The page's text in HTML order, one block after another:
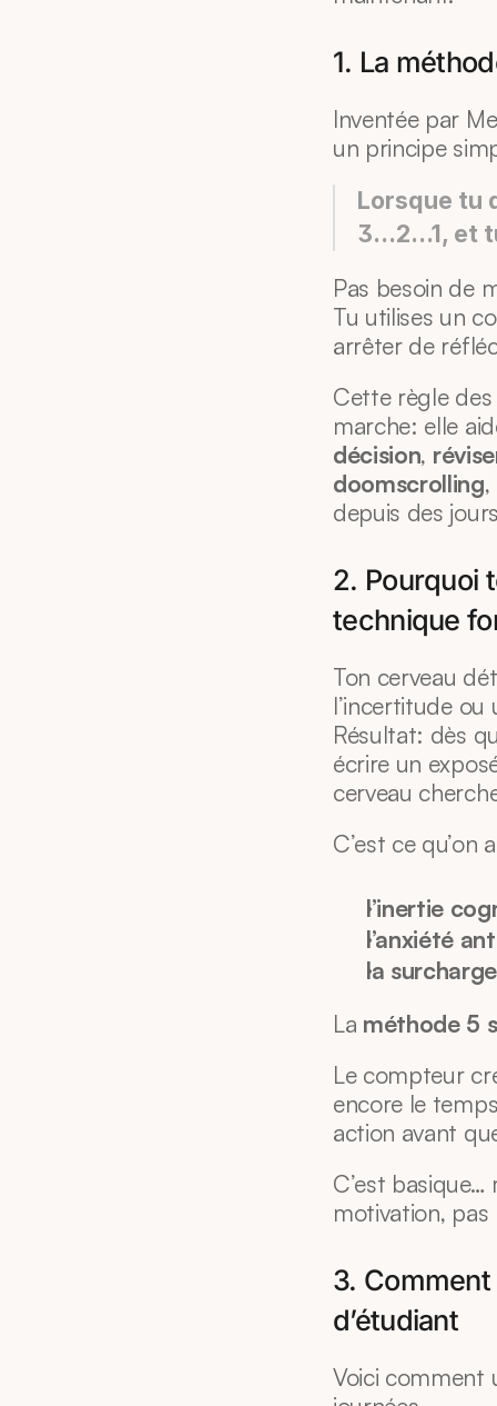
1. La
Inventée par
un principe
Lorsque tu
3…2…1, et
Pas besoin de
Tu utilises un
arrêter de
Cette règle des
marche: elle
décision,
doomscrolling
depuis des
2. Pourquoi
technique
Ton cerveau
l’incertitude
Résultat: dès
écrire un
cerveau
C’est ce qu’on
l’inertie
l’anxiété
la
La méthode 5
Le compteur
encore le
action avant
C’est
motivation, pas
3.
d’étudiant
Voici comment